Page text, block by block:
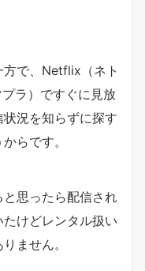
で、Netflix（ネト
ラ）ですぐに見放
況を知らずに探す
らです。
思ったら配信され
けどレンタル扱い
ません。